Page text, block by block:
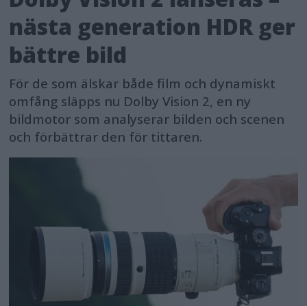
nästa generation HDR ger
bättre bild
För de som älskar både film och dynamiskt
omfång släpps nu Dolby Vision 2, en ny
bildmotor som analyserar bilden och scenen
och förbättrar den för tittaren.